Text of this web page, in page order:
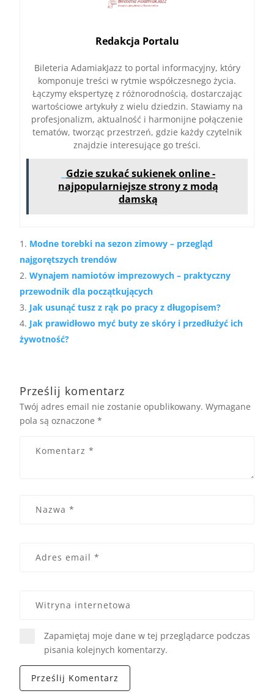
Redakcja Portalu
Bileteria AdamiakJazz to portal informacyjny, który
komponuje treści w rytmie współczesnego życia.
Łączymy ekspertyzę z różnorodnością, dostarczając
wartościowe artykuły z wielu dziedzin. Stawiamy na
profesjonalizm, aktualność i harmonijne połączenie
tematów, tworząc przestrzeń, gdzie każdy czytelnik
znajdzie interesujące go treści.
Gdzie szukać sukienek online -
najpopularniejsze strony z modą
damską
Modne torebki na sezon zimowy – przegląd
najgorętszych trendów
Wynajem namiotów imprezowych – praktyczny
przewodnik dla początkujących
Jak usunąć tusz z rąk po pracy z długopisem?
Jak prawidłowo myć buty ze skóry i przedłużyć ich
żywotność?
Prześlij komentarz
Twój adres email nie zostanie opublikowany. Wymagane
pola są oznaczone*
Zapamiętaj moje dane w tej przeglądarce podczas
pisania kolejnych komentarzy.